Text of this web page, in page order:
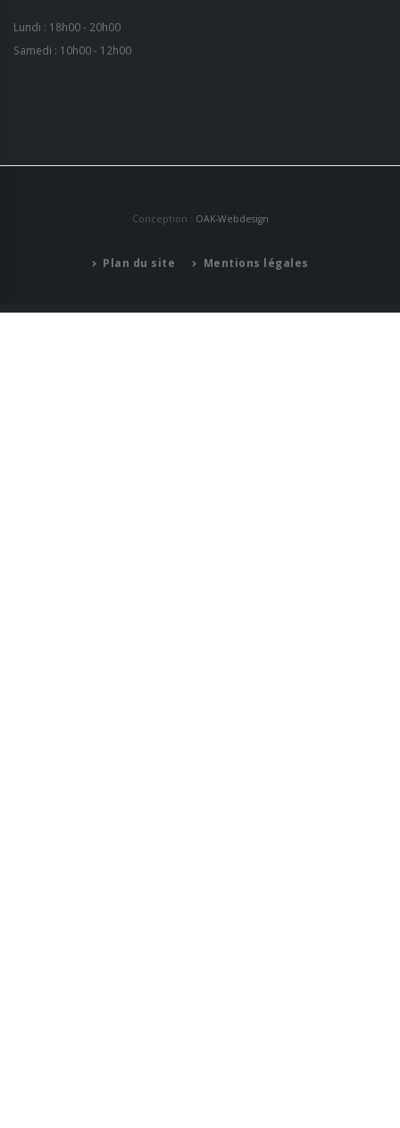
Lundi : 18h00 - 20h00
Samedi : 10h00 - 12h00
Conception : OAK-Webdesign
Plan du site Mentions légales